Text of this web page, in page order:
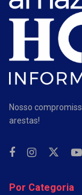
Nosso
arestas!
Por Categoria